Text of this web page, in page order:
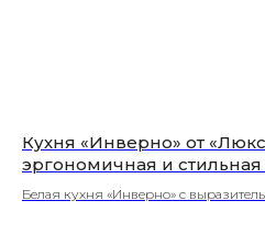
Кухня «Инверно» от
эргономичная и
современных тенденций |
Белая кухня «Инверно» с